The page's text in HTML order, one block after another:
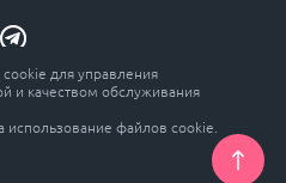
для управления
и качеством обслуживания
файлов cookie.